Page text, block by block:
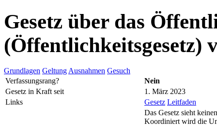
Gesetz über das
(Öffentlichkeitsgesetz)
Grundlagen Geltung Ausnahmen Gesuch
Verfassungsrang?
Nein
Gesetz in Kraft seit
1. März 2023
Links
Gesetz Leitfaden
Das Gesetz sieht
Koordiniert wird die